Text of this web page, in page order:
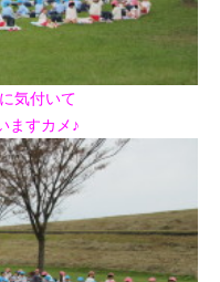
気付いて
ますカメ♪